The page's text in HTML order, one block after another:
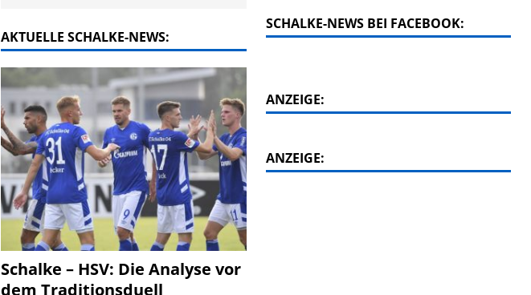
AKTUELLE SCHALKE-NEWS:
Schalke – HSV: Die Analyse vor
dem Traditionsduell
SCHALKE-NEWS BEI FACEBOOK:
ANZEIGE:
ANZEIGE: